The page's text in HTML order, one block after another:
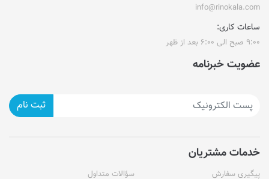
info@rinokala.com
ساعات کاری:
۹:۰۰ صبح الی ۶:۰۰ بعد از ظهر
عضویت خبرنامه
ثبت نام
خدمات مشتریان
پیگیری سفارش سؤالات متداول